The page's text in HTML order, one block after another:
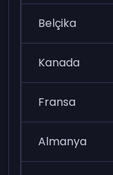
Belçika
Kanada
Fransa
Almanya